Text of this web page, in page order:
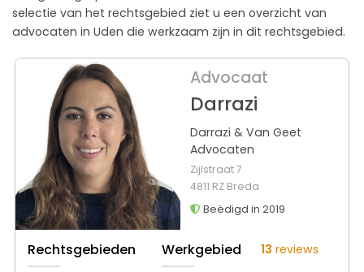
selectie van het rechtsgebied ziet u een overzicht van
advocaten in Uden die werkzaam zijn in dit rechtsgebied.
Advocaat
Darrazi
Darrazi & Van Geet
Advocaten
Zijlstraat 7
4811 RZ Breda
Beëdigd in 2019
Rechtsgebieden Werkgebied 13 reviews